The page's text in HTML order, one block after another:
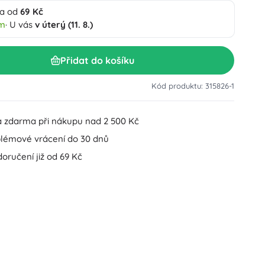
Doplňky k umyvadlu
Doplňky na WC
Doplňky k vaně a sprše
Koupelnový textil
Figurky
Dekorace
od 69 Kč
· U vás v úterý (11. 8.)
Přidat do košíku
Kód produktu: 315826-1
zdarma při nákupu nad 2 500 Kč
vrácení do 30 dnů
již od 69 Kč